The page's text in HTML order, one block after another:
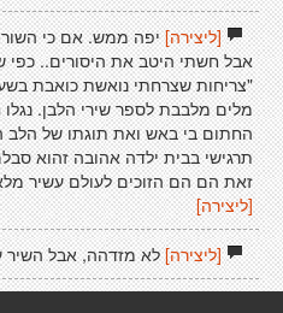
[ליצירה]יפה ממש. אם כי
אבל חשתי היטב את היסורים.. כפי
"צריחות שצרחתי נואשת כואבת
מלים מלבבת לספר שירי הלבן. נגלו
החתום בי באש ואת תוגתו של הלב
תרגישי בבית ילדה אהובה זהוא
זאת הם הם הזוכים לעולם עשיר
[ליצירה]
[ליצירה]לא מזדהה, אבל השיר